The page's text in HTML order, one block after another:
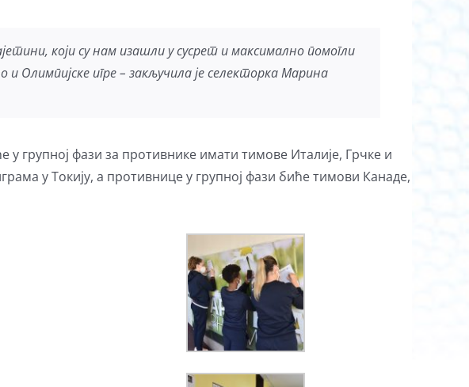
који су нам изашли у сусрет и максимално помогли
Олимпијске игре – закључила је селекторка Марина
у групној фази за противнике имати тимове Италије, Грчке и
у Токију, а противнице у групној фази биће тимови Канаде,